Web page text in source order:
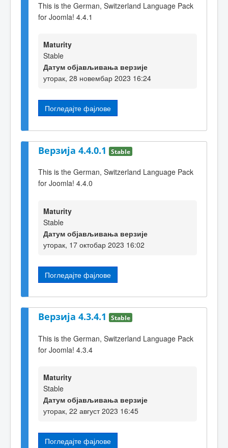
This is the German, Switzerland Language Pack
for Joomla! 4.4.1
Maturity
Stable
Датум објављивања верзије
уторак, 28 новембар 2023 16:24
Погледајте фајлове
Верзија 4.4.0.1 Stable
This is the German, Switzerland Language Pack
for Joomla! 4.4.0
Maturity
Stable
Датум објављивања верзије
уторак, 17 октобар 2023 16:02
Погледајте фајлове
Верзија 4.3.4.1 Stable
This is the German, Switzerland Language Pack
for Joomla! 4.3.4
Maturity
Stable
Датум објављивања верзије
уторак, 22 август 2023 16:45
Погледајте фајлове